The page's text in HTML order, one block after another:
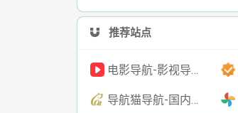
推荐站点
电影导航-影视导航-电影搜索-影视搜索-电影站收录
导航猫导航-国内专业的技术资源网分类平台